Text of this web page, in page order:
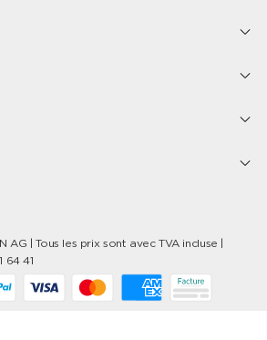
AG | Tous les prix sont avec TVA incluse |
64 41